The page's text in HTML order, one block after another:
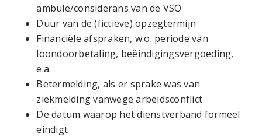
ambule/considerans van de VSO
Duur van de (fictieve) opzegtermijn
Financiële afspraken, w.o. periode van
loondoorbetaling, beëindigingsvergoeding,
e.a.
Betermelding, als er sprake was van
ziekmelding vanwege arbeidsconflict
De datum waarop het dienstverband formeel
eindigt